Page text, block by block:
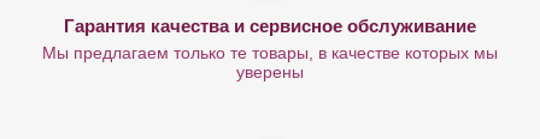
Гарантия качества и сервисное обслуживание
Мы предлагаем только те товары, в качестве которых мы
уверены